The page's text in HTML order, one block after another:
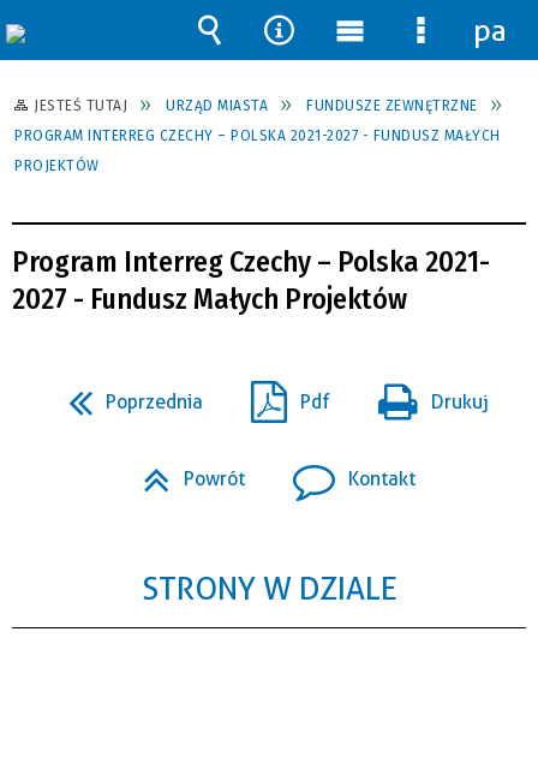
JESTEŚ TUTAJ URZĄD MIASTA
FUNDUSZE ZEWNĘTRZNE
PROGRAM INTERREG CZECHY – POLSKA 2021-2027 - FUNDUSZ MAŁYCH
PROJEKTÓW
Program Interreg Czechy – Polska 2021-
2027 - Fundusz Małych Projektów
Poprzednia Pdf Drukuj
Powrót Kontakt
STRONY W DZIALE
Wyszukiwarka
Narzędzia
Menu
główne
Menu